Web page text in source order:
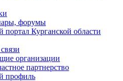
форумы
Курганской области
организации
партнерство
профиль